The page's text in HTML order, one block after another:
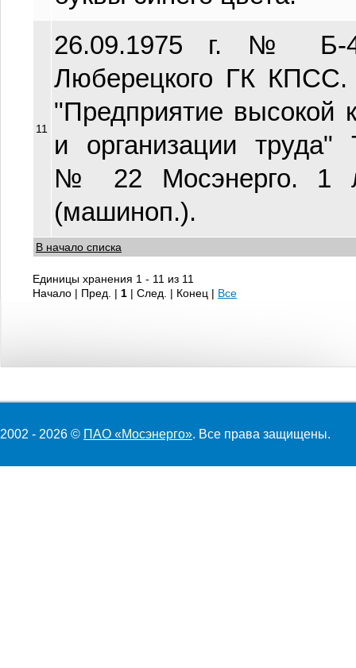
11
26.09.1975 г. № Б-
Люберецкого ГК КПСС.
"Предприятие высокой
и организации труда"
№ 22 Мосэнерго. 1
(машиноп.).
В начало списка
Единицы хранения 1 - 11 из 11
Начало | Пред. | 1 | След. | Конец | Все
2002 - 2026 © ПАО «Мосэнерго». Все права защищены.